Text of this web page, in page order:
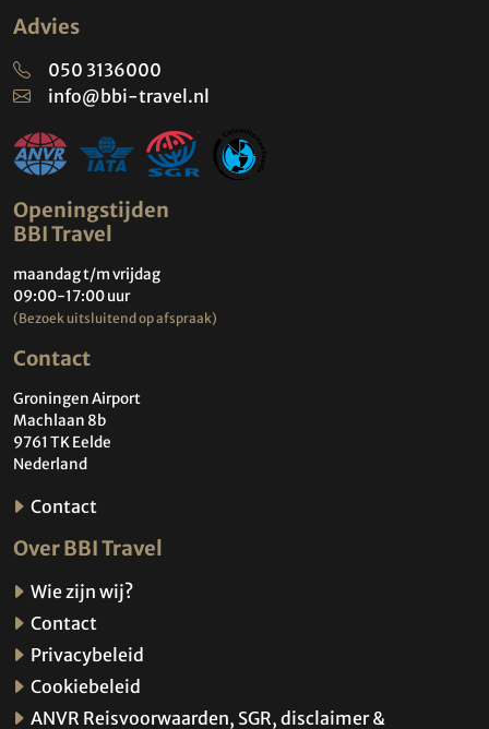
Advies
050 3136000
info@bbi-travel.nl
Openingstijden
BBI Travel
maandag t/m vrijdag
09:00-17:00 uur
(Bezoek uitsluitend op afspraak)
Contact
Groningen Airport
Machlaan 8b
9761 TK Eelde
Nederland
Contact
Over BBI Travel
Wie zijn wij?
Contact
Privacybeleid
Cookiebeleid
ANVR Reisvoorwaarden, SGR, disclaimer &